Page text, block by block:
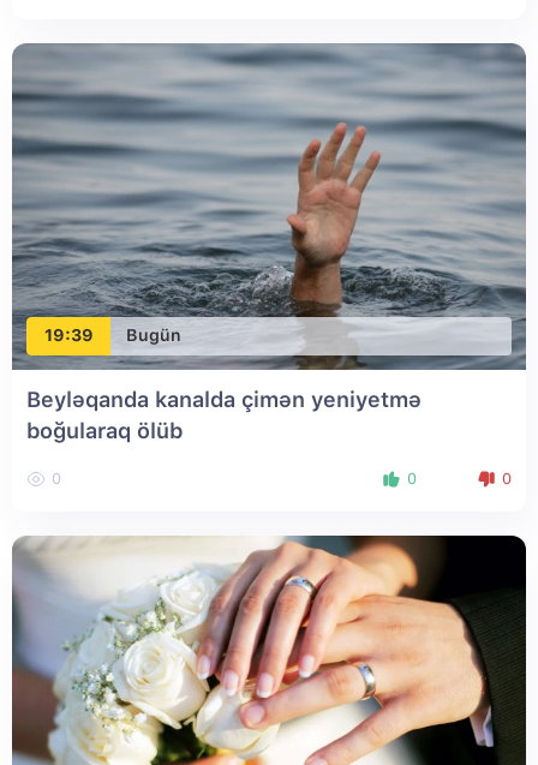
19:39 Bugün
Beyləqanda kanalda çimən yeniyetmə
boğularaq ölüb
0 0 0